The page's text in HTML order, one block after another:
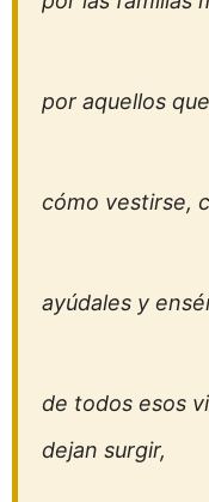
por aquellos
cómo vestirse,
ayúdales y
de todos esos
dejan surgir,